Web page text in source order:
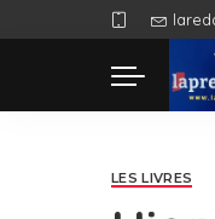
LES LIVRES